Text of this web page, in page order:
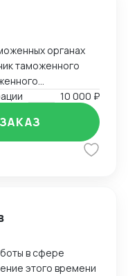
органах
таможенного
-
10 000 ₽
в сфере
этого времени